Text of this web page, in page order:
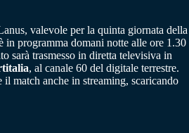
valevole per la quinta giornata della
in programma domani notte alle ore 1.30
sarà trasmesso in diretta televisiva in
, al canale 60 del digitale terrestre.
il match anche in streaming, scaricando